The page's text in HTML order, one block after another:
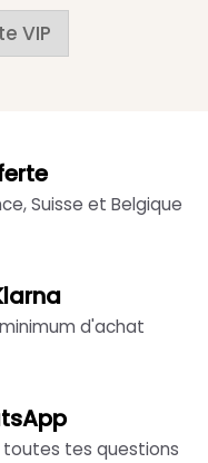
VIP
Suisse et Belgique
d'achat
toutes tes questions